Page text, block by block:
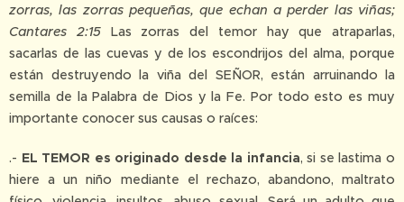
zorras, las zorras pequeñas, que echan a perder las viñas;
Cantares 2:15Las zorras del temor hay que atraparlas,
sacarlas de las cuevas y de los escondrijos del alma, porque
están destruyendo la viña del SEÑOR, están arruinando la
semilla de la Palabra de Dios y la Fe. Por todo esto es muy
importante conocer sus causas o raíces:
.- EL TEMOR es originado desde la infancia, si se lastima o
hiere a un niño mediante el rechazo, abandono, maltrato